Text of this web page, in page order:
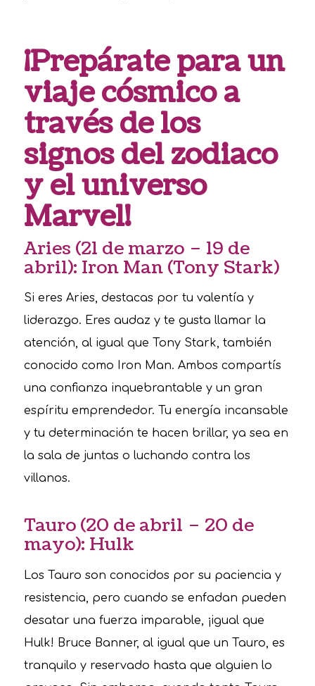
¡Prepárate para un
viaje cósmico a
través de los
signos del zodiaco
y el universo
Marvel!
Aries (21 de marzo – 19 de
abril): Iron Man (Tony Stark)
Si eres Aries, destacas por tu valentía y
liderazgo. Eres audaz y te gusta llamar la
atención, al igual que Tony Stark, también
conocido como Iron Man. Ambos compartís
una confianza inquebrantable y un gran
espíritu emprendedor. Tu energía incansable
y tu determinación te hacen brillar, ya sea en
la sala de juntas o luchando contra los
villanos.
Tauro (20 de abril – 20 de
mayo): Hulk
Los Tauro son conocidos por su paciencia y
resistencia, pero cuando se enfadan pueden
desatar una fuerza imparable, ¡igual que
Hulk! Bruce Banner, al igual que un Tauro, es
tranquilo y reservado hasta que alguien lo